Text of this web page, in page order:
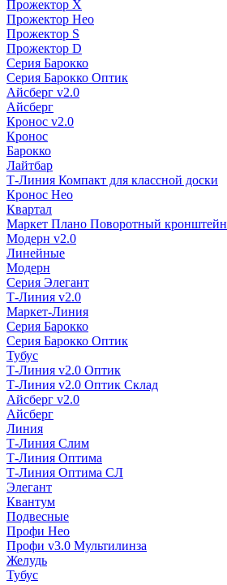
Прожектор X
Прожектор Нео
Прожектор S
Прожектор D
Серия Барокко
Серия Барокко Оптик
Айсберг v2.0
Айсберг
Кронос v2.0
Кронос
Барокко
Лайтбар
Т-Линия Компакт для классной доски
Кронос Нео
Квартал
Маркет Плано Поворотный кронштейн
Модерн v2.0
Линейные
Модерн
Серия Элегант
Т-Линия v2.0
Маркет-Линия
Серия Барокко
Серия Барокко Оптик
Тубус
Т-Линия v2.0 Оптик
Т-Линия v2.0 Оптик Склад
Айсберг v2.0
Айсберг
Линия
Т-Линия Слим
Т-Линия Оптима
Т-Линия Оптима СЛ
Элегант
Квантум
Подвесные
Профи Нео
Профи v3.0 Мультилинза
Желудь
Тубус